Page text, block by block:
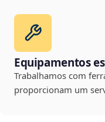
Equipamentos
Trabalhamos com
proporcionam um